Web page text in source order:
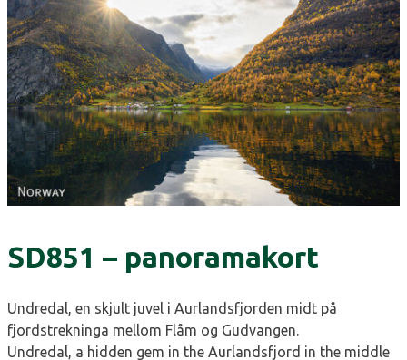
SD851 – panoramakort
Undredal, en skjult juvel i Aurlandsfjorden midt på
fjordstrekninga mellom Flåm og Gudvangen.
Undredal, a hidden gem in the Aurlandsfjord in the middle